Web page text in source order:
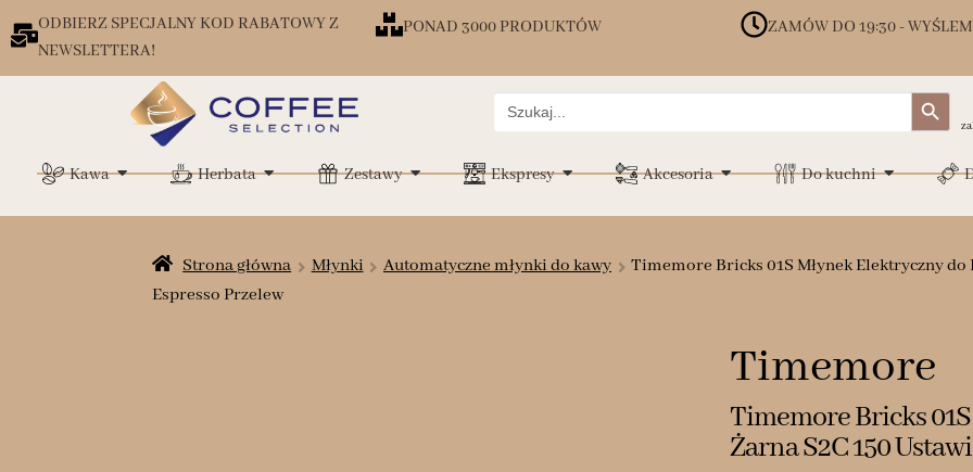
ODBIERZ SPECJALNY KOD RABATOWY Z
NEWSLETTERA!
PONAD 3000 PRODUKTÓW ZAMÓW DO 19:30 -
Search
for:
Search Button
Kawa Herbata Zestawy Ekspresy Akcesoria Do kuchni
Strona główna Młynki Automatyczne młynki do kawy
Timemore Bricks 01S Młynek Elektryczny do
Espresso Przelew
Timemore
Timemore Bricks
Żarna S2C 150